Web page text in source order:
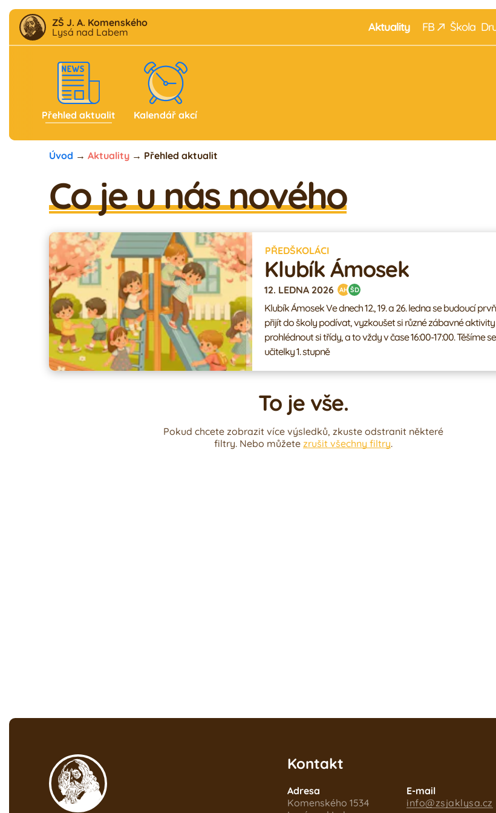
ZŠ J. A. Komenského
Lysá nad Labem
Aktuality FB Škola
Aktuality FB Družina Školní klub
Přehled aktualit Kalendář akcí
Úvod → Aktuality→ Přehled aktualit
Co je u nás nového
PŘEDŠKOLÁCI
Klubík Ámosek
12. LEDNA 2026 AH ŠD
Klubík Ámosek Ve dnech 12., 19. a 26. ledna se budoucí prvňáčci můžou
přijít do školy podívat, vyzkoušet si různé zábavné
prohlédnout si třídy, a to vždy v čase 16:00-17:00. Těšíme se na Vás.
učitelky 1. stupně
To je vše.
Pokud chcete zobrazit více výsledků, zkuste odstranit některé
filtry. Nebo můžete zrušit všechny filtry.
Kontakt
Adresa
Komenského 1534
E-mail
info@zsjaklysa.cz